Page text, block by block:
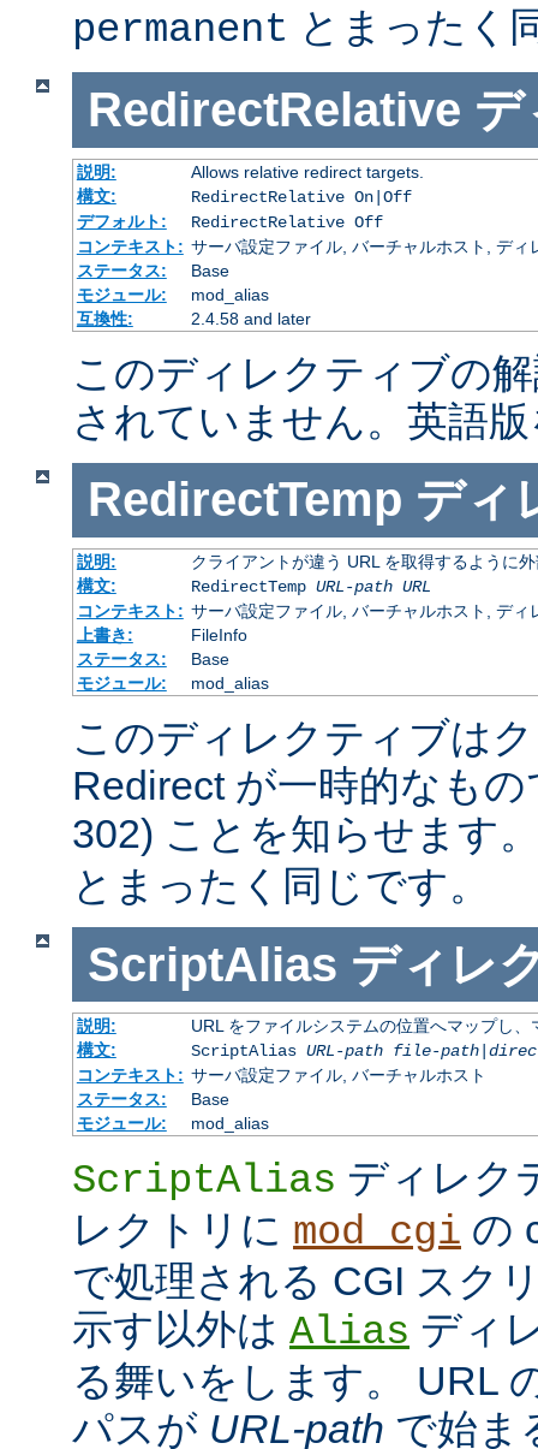
permanent とまったく
RedirectRelative デ
説明:
Allows relative redirect targets.
構文:
RedirectRelative On|Off
デフォルト:
RedirectRelative Off
コンテキスト: サーバ設定ファイル, バーチャルホスト, ディ
ステータス:
Base
モジュール:
mod_alias
互換性:
2.4.58 and later
このディレクティブの
されていません。英語
RedirectTemp ディ
説明:
クライアントが違う URL を取得するように
構文:
RedirectTemp URL-path URL
コンテキスト: サーバ設定ファイル, バーチャルホスト, ディ
上書き:
FileInfo
ステータス:
Base
モジュール:
mod_alias
このディレクティブは
Redirect が一時的なも
302) ことを知らせます
とまったく同じです。
ScriptAlias ディレ
説明:
URL をファイルシステムの位置へマップし
構文:
ScriptAlias URL-path file-path|
コンテキスト: サーバ設定ファイル, バーチャルホスト
ステータス:
Base
モジュール:
mod_alias
ScriptAlias ディレク
レクトリに mod_cgi の
で処理される CGI スク
示す以外は Alias ディ
る舞いをします。 URL
パスが URL-path で始ま